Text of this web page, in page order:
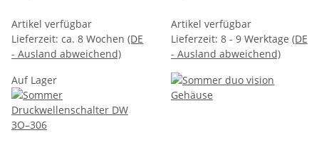
Artikel verfügbar
Lieferzeit: ca. 8 Wochen (DE
- Ausland abweichend)
Artikel verfügbar
Lieferzeit: 8 - 9 Werktage (DE
- Ausland abweichend)
Auf Lager